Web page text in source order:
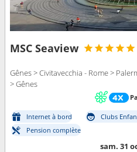
MSC Seaview
Gênes > Civitavecchia - Rome >
> Gênes
Internet à bord Clubs
Pension complète
sam. 31